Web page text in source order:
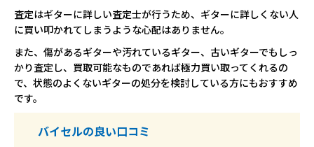
査定はギターに詳しい査定士が行うため、ギターに詳しくない人
に買い叩かれてしまうような心配はありません。
また、傷があるギターや汚れているギター、古いギターでもしっ
かり査定し、買取可能なものであれば極力買い取ってくれるの
で、状態のよくないギターの処分を検討している方にもおすすめ
です。
バイセルの良い口コミ